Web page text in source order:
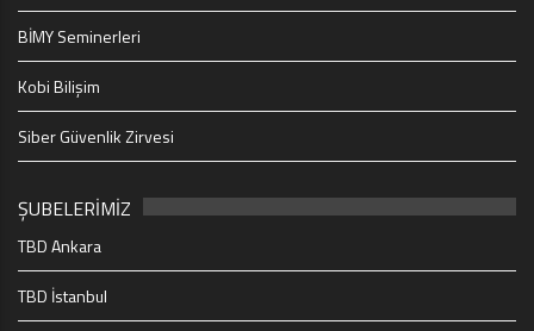
BİMY Seminerleri
Kobi Bilişim
Siber Güvenlik Zirvesi
ŞUBELERİMİZ
TBD Ankara
TBD İstanbul